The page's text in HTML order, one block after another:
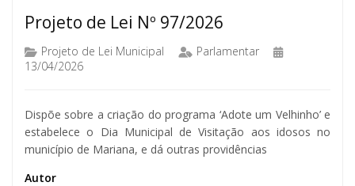
Projeto de Lei Nº 97/2026
Projeto de Lei Municipal
Parlamentar
13/04/2026
Dispõe sobre a criação do programa ‘Adote um Velhinho’ e
estabelece o Dia Municipal de Visitação aos idosos no
município de Mariana, e dá outras providências
Autor